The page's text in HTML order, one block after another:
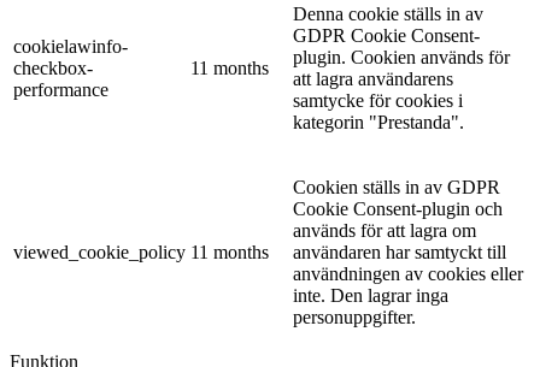
cookielawinfo-
checkbox-
performance
11 months
Denna cookie ställs in av
GDPR Cookie Consent-
plugin. Cookien används för
att lagra användarens
samtycke för cookies i
kategorin "Prestanda".
viewed_cookie_policy 11 months
Cookien ställs in av GDPR
Cookie Consent-plugin och
används för att lagra om
användaren har samtyckt till
användningen av cookies eller
inte. Den lagrar inga
personuppgifter.
Funktion